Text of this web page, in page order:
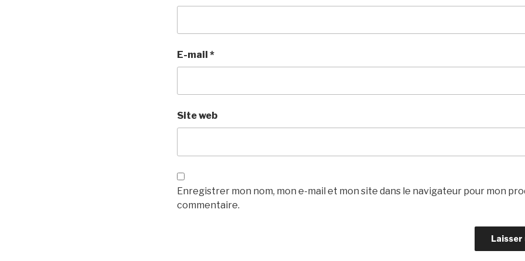
E-mail *
Site web
Enregistrer mon nom, mon e-mail et mon site dans le navigateur pour mon
commentaire.